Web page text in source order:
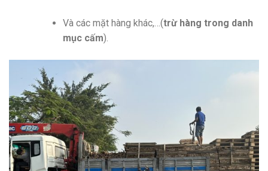
Và các mặt hàng khác,…(trừ hàng trong danh
mục cấm).